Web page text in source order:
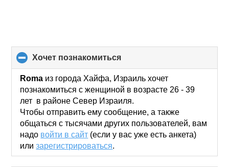
хочет познакомиться
to
collapse
contents
Roma из города Хайфа, Израиль хочет
познакомиться с женщиной в возрасте 26 - 39
лет в районе Север Израиля.
Чтобы отправить ему сообщение, а также
общаться с тысячами других пользователей, вам
надо войти в сайт (если у вас уже есть анкета)
илизарегистрироваться.